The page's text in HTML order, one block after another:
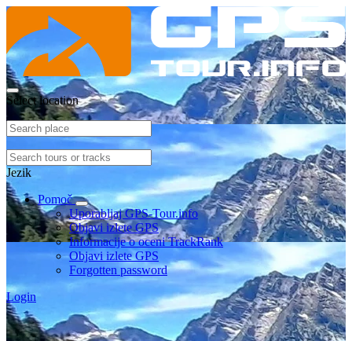
Select location
Jezik
Pomoč
Uporabljaj GPS-Tour.info
Objavi izlete GPS
Informacije o oceni TrackRank
Objavi izlete GPS
Forgotten password
Login